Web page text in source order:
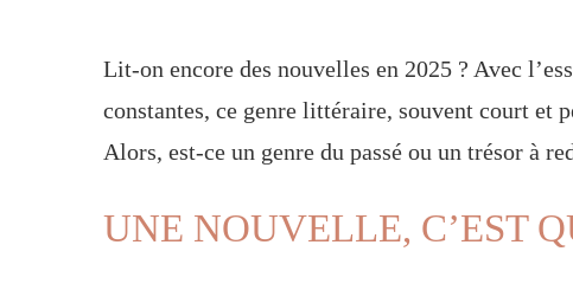
Lit-on encore des nouvelles en 2025 ? Avec
constantes, ce genre littéraire, souvent court et
Alors, est-ce un genre du passé ou un trésor à
UNE NOUVELLE, C’EST